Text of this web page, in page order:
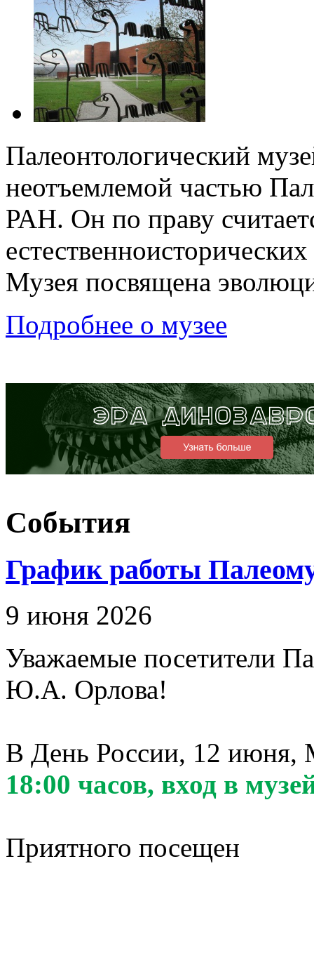
Палеонтологический
неотъемлемой частью
РАН. Он по праву
Музея посвящена
Подробнее о музее
События
График работы
9 июня 2026
Уважаемые посетители
Ю.А. Орлова!
В День России, 12 июня,
18:00 часов, вход в
Приятного посещен